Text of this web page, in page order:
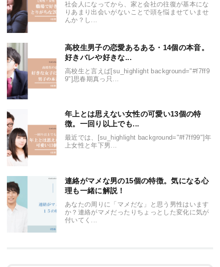
社会人になってから、家と会社の往復が基本にな
りあまり出会いがないことで頭を悩ませていませ
んか？し...
高校生男子の恋愛あるある・14個の本音。
好きバレや好きな...
高校生と言えば[su_highlight background="#f7ff9
9"]思春期真っ只...
年上とは思えない女性の可愛い13個の特
徴。一回り以上でも...
最近では、[su_highlight background="#f7ff99"]年
上女性と年下男...
連絡がマメな男の15個の特徴。気になる心
理も一緒に解説！
あなたの周りに「マメだな」と思う男性はいます
か？連絡がマメだったりちょっとした変化に気が
付いてく...